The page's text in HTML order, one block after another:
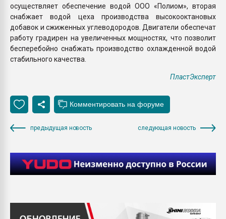
осуществляет обеспечение водой ООО «Полиом», вторая
снабжает водой цеха производства высокооктановых
добавок и сжиженных углеводородов. Двигатели обеспечат
работу градирен на увеличенных мощностях, что позволит
бесперебойно снабжать производство охлажденной водой
стабильного качества.
ПластЭксперт
предыдущая новость следующая новость